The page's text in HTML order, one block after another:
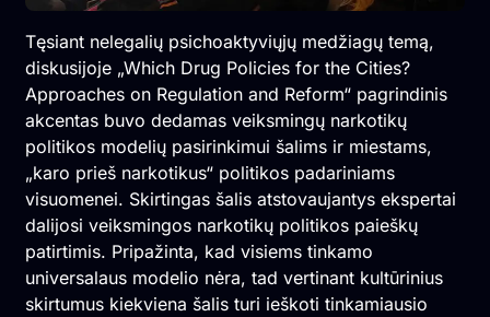
Tęsiant nelegalių psichoaktyviųjų medžiagų temą,
diskusijoje „Which Drug Policies for the Cities?
Approaches on Regulation and Reform“ pagrindinis
akcentas buvo dedamas veiksmingų narkotikų
politikos modelių pasirinkimui šalims ir miestams,
„karo prieš narkotikus“ politikos padariniams
visuomenei. Skirtingas šalis atstovaujantys ekspertai
dalijosi veiksmingos narkotikų politikos paieškų
patirtimis. Pripažinta, kad visiems tinkamo
universalaus modelio nėra, tad vertinant kultūrinius
skirtumus kiekviena šalis turi ieškoti tinkamiausio